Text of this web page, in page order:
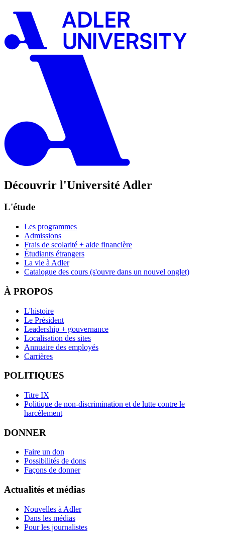
Découvrir l'Université Adler
L'étude
Les programmes
Admissions
Frais de scolarité + aide financière
Étudiants étrangers
La vie à Adler
Catalogue des cours (s'ouvre dans un nouvel onglet)
À PROPOS
L'histoire
Le Président
Leadership + gouvernance
Localisation des sites
Annuaire des employés
Carrières
POLITIQUES
Titre IX
Politique de non-discrimination et de lutte contre le
harcèlement
DONNER
Faire un don
Possibilités de dons
Façons de donner
Actualités et médias
Nouvelles à Adler
Dans les médias
Pour les journalistes